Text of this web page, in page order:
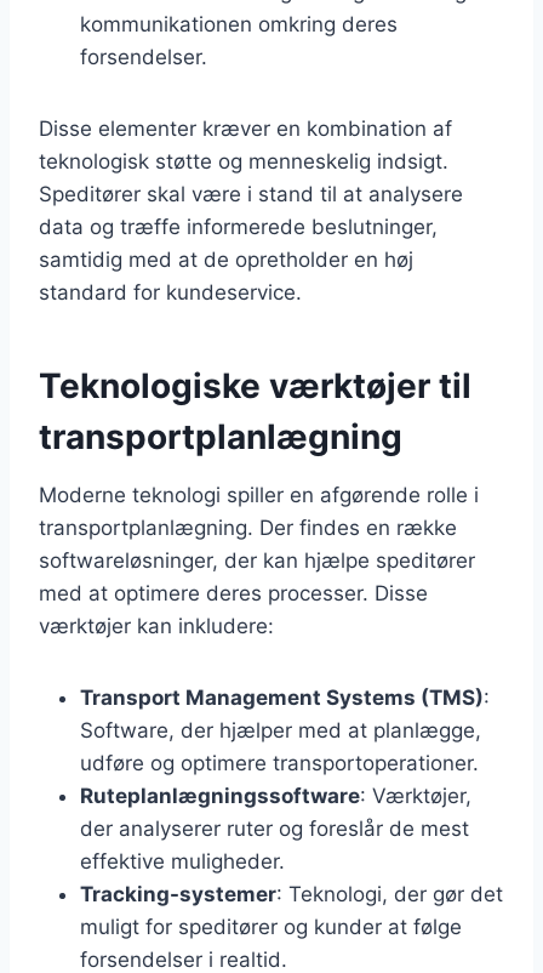
kommunikationen omkring deres
forsendelser.
Disse elementer kræver en kombination af
teknologisk støtte og menneskelig indsigt.
Speditører skal være i stand til at analysere
data og træffe informerede beslutninger,
samtidig med at de opretholder en høj
standard for kundeservice.
Teknologiske værktøjer til
transportplanlægning
Moderne teknologi spiller en afgørende rolle i
transportplanlægning. Der findes en række
softwareløsninger, der kan hjælpe speditører
med at optimere deres processer. Disse
værktøjer kan inkludere:
Transport Management Systems (TMS):
Software, der hjælper med at planlægge,
udføre og optimere transportoperationer.
Ruteplanlægningssoftware: Værktøjer,
der analyserer ruter og foreslår de mest
effektive muligheder.
Tracking-systemer: Teknologi, der gør det
muligt for speditører og kunder at følge
forsendelser i realtid.